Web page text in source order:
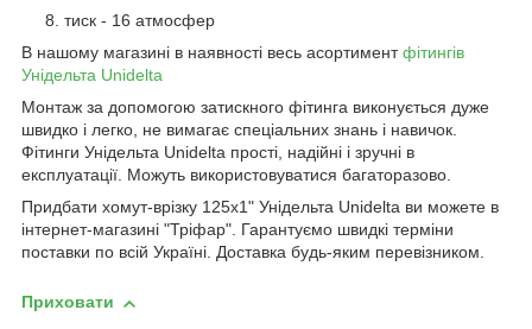
тиск - 16 атмосфер
В нашому магазині в наявності весь асортиментфітингів
Унідельта Unidelta
Монтаж за допомогою затискного фітинга виконується дуже
швидко і легко, не вимагає спеціальних знань і навичок.
Фітинги Унідельта Unidelta прості, надійні і зручні в
експлуатації. Можуть використовуватися багаторазово.
Придбати хомут-врізку 125х1" Унідельта Unidelta ви можете в
інтернет-магазині "Тріфар". Гарантуємо швидкі терміни
поставки по всій Україні. Доставка будь-яким перевізником.
Приховати